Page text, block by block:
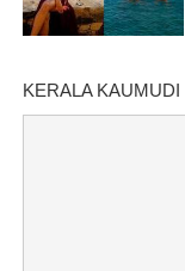
KERALA KAUMUDI